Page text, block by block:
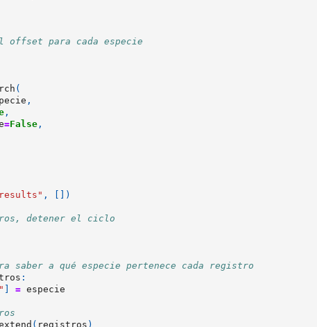
offset para cada especie
(
,
,
=False ,
, [])
detener el ciclo
saber a qué especie pertenece cada registro
:
= especie
( registros )